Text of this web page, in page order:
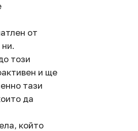
от
този
и ще
тази
да
който